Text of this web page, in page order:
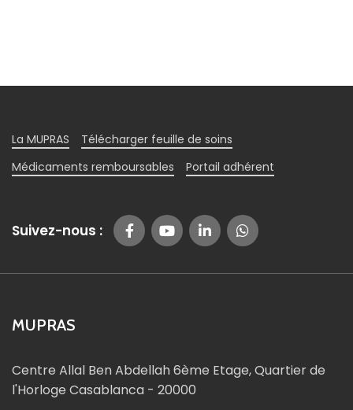
La MUPRAS
Télécharger feuille de soins
Médicaments remboursables
Portail adhérent
Suivez-nous :
MUPRAS
Centre Allal Ben Abdellah 6ème Etage, Quartier de
l'Horloge Casablanca - 20000